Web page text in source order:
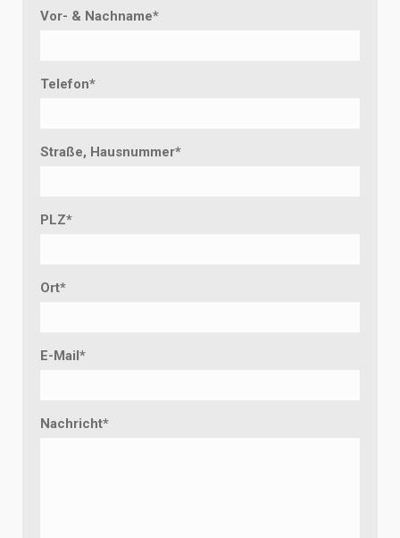
Vor- & Nachname*
Telefon*
Straße, Hausnummer*
PLZ*
Ort*
E-Mail*
Nachricht*